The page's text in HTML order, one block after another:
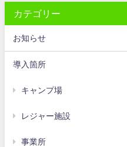
カテゴリー
お知らせ
導入箇所
キャンプ場
レジャー施設
事業所